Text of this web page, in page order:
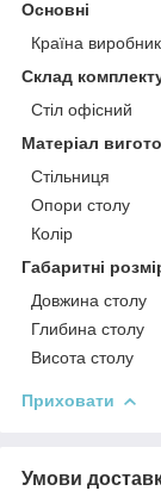
Основні
Країна виробник
Склад
Стіл офісний
Матеріал
Стільниця
Опори столу
Колір
Габаритні
Довжина столу
Глибина столу
Висота столу
Приховати
Умови